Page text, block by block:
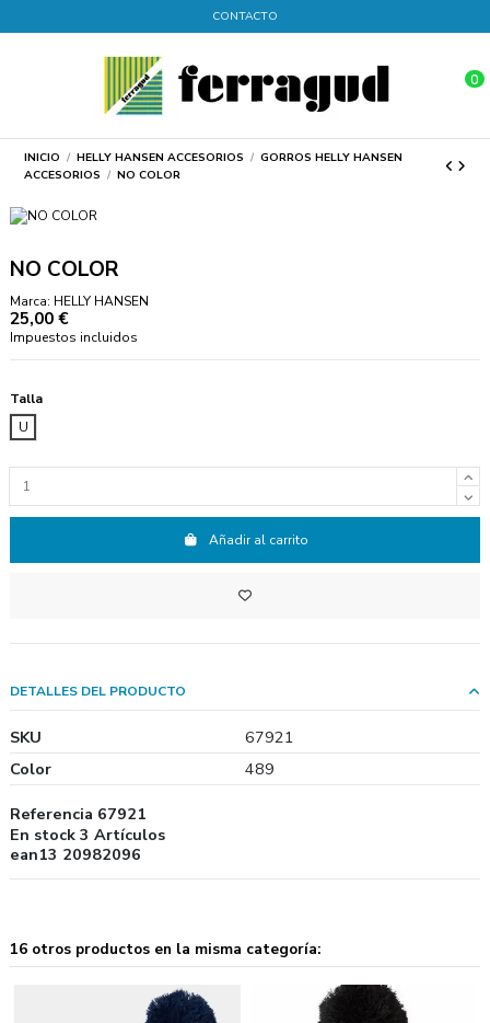
CONTACTO
0
INICIO HELLY HANSEN ACCESORIOS
GORROS HELLY HANSEN
ACCESORIOS
NO COLOR
NO COLOR
Marca: HELLY HANSEN
25,00 €
Impuestos incluidos
Talla
U
Añadir al carrito
DETALLES DEL PRODUCTO
SKU
67921
Color
489
Referencia 67921
En stock 3 Artículos
ean13 20982096
16 otros productos en la misma categoría: